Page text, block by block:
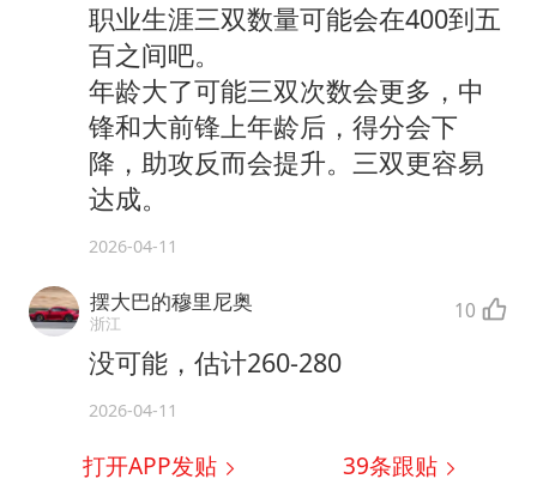
职业生涯三双数量可能会在400到五
百之间吧。
年龄大了可能三双次数会更多，中
锋和大前锋上年龄后，得分会下
降，助攻反而会提升。三双更容易
达成。
2026-04-11
摆大巴的穆里尼奥
浙江 10
没可能，估计260-280
2026-04-11
打开APP发贴 39条跟贴